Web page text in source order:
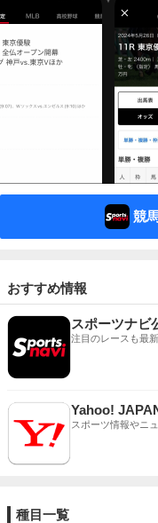
競
おすすめ情報
スポーツナビ
注目のレースも最
Yahoo!
スポーツ情報やニ
種目一覧